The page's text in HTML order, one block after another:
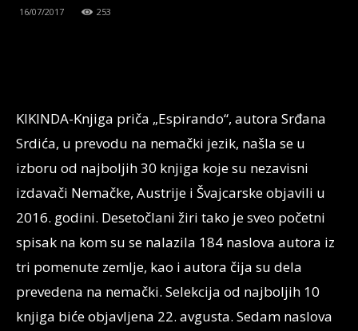
16/07/2017 253
KIKINDA-Knjiga priča „Espirando“, autora Srđana
Srdića, u prevodu na nemački jezik, našla se u
izboru od najboljih 30 knjiga koje su nezavisni
izdavači Nemačke, Austrije i Švajcarske objavili u
2016. godini. Desetočlani žiri tako je sveo početni
spisak na kom su se nalazila 184 naslova autora iz
tri pomenute zemlje, kao i autora čija su dela
prevedena na nemački. Selekcija od najboljih 10
knjiga biće objavljena 22. avgusta. Sedam naslova